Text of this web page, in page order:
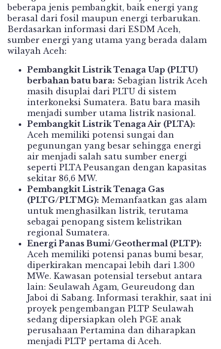
beberapa jenis pembangkit, baik energi yang
berasal dari fosil maupun energi terbarukan.
Berdasarkan informasi dari ESDM Aceh,
sumber energi yang utama yang berada dalam
wilayah Aceh:
Pembangkit Listrik Tenaga Uap (PLTU)
berbahan batu bara: Sebagian listrik Aceh
masih disuplai dari PLTU di sistem
interkoneksi Sumatera. Batu bara masih
menjadi sumber utama listrik nasional.
Pembangkit Listrik Tenaga Air (PLTA):
Aceh memiliki potensi sungai dan
pegunungan yang besar sehingga energi
air menjadi salah satu sumber energi
seperti PLTA Peusangan dengan kapasitas
sekitar 86,6 MW.
Pembangkit Listrik Tenaga Gas
(PLTG/PLTMG): Memanfaatkan gas alam
untuk menghasilkan listrik, terutama
sebagai penopang sistem kelistrikan
regional Sumatera.
Energi Panas Bumi/Geothermal (PLTP):
Aceh memiliki potensi panas bumi besar,
diperkirakan mencapai lebih dari 1.300
MWe. Kawasan potensial tersebut antara
lain: Seulawah Agam, Geureudong dan
Jaboi di Sabang. Informasi terakhir, saat ini
proyek pengembangan PLTP Seulawah
sedang dipersiapkan oleh PGE anak
perusahaan Pertamina dan diharapkan
menjadi PLTP pertama di Aceh.